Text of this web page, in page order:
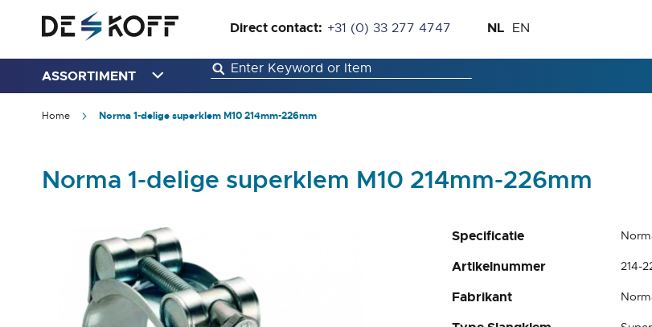
Direct contact: +31 (0) 33 277 4747
de
inhoud
Taal
NL EN
ASSORTIMENT
Home Norma 1-delige superklem M10 214mm-226mm
Norma 1-delige superklem M10 214mm-226mm
Specificatie
Artikelnummer 214-
Fabrikant